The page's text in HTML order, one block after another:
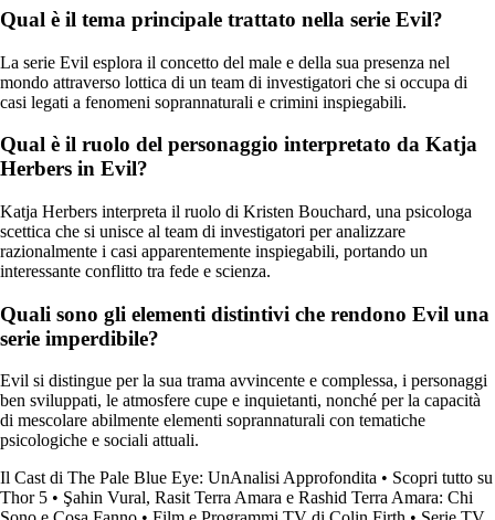
Qual è il tema principale trattato nella serie Evil?
La serie Evil esplora il concetto del male e della sua presenza nel
mondo attraverso lottica di un team di investigatori che si occupa di
casi legati a fenomeni soprannaturali e crimini inspiegabili.
Qual è il ruolo del personaggio interpretato da Katja
Herbers in Evil?
Katja Herbers interpreta il ruolo di Kristen Bouchard, una psicologa
scettica che si unisce al team di investigatori per analizzare
razionalmente i casi apparentemente inspiegabili, portando un
interessante conflitto tra fede e scienza.
Quali sono gli elementi distintivi che rendono Evil una
serie imperdibile?
Evil si distingue per la sua trama avvincente e complessa, i personaggi
ben sviluppati, le atmosfere cupe e inquietanti, nonché per la capacità
di mescolare abilmente elementi soprannaturali con tematiche
psicologiche e sociali attuali.
Il Cast di The Pale Blue Eye: UnAnalisi Approfondita • Scopri tutto su
Thor 5 • Şahin Vural, Rasit Terra Amara e Rashid Terra Amara: Chi